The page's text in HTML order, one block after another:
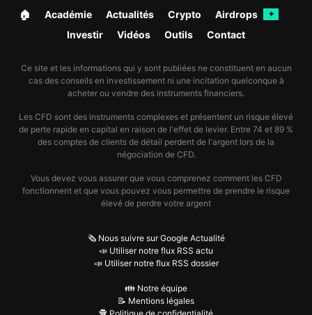
🏠︎ Académie Actualités Crypto Airdrops ✦
Investir Vidéos Outils Contact
Ce site et les informations qui y sont publiées ne constituent en aucun
cas des conseils en investissement ni une incitation quelconque à
acheter ou vendre des instruments financiers.
Les CFD sont des instruments complexes et présentent un risque élevé
de perte rapide en capital en raison de l'effet de levier. Entre 74 et 89 %
des comptes de clients de détail perdent de l'argent lors de la
négociation de CFD.
Vous devez vous assurer que vous comprenez comment les CFD
fonctionnent et que vous pouvez vous permettre de prendre le risque
élevé de perdre votre argent
🗞️ Nous suivre sur Google Actualité
📣 Utiliser notre flux RSS actu
📣 Utiliser notre flux RSS dossier
👪 Notre équipe
📝 Mentions légales